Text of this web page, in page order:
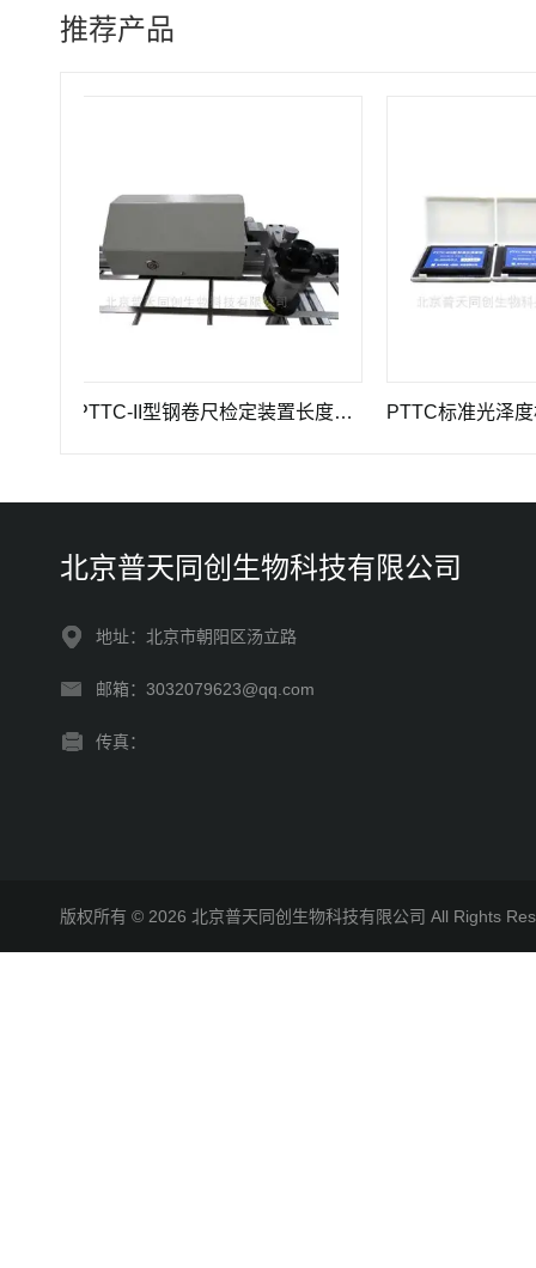
推荐产品
PTTC-II型钢卷尺检定装置长度计量仪器 PTTC标准光泽度板-光
北京普天同创生物科技有限公司
地址：北京市朝阳区汤立路
邮箱：3032079623@qq.com
传真：
版权所有 © 2026 北京普天同创生物科技有限公司 All Rights